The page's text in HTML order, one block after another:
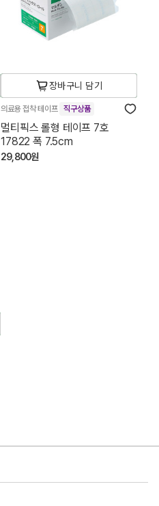
장바구니 담기
의료용 접착 테이프 직구상품
멀티픽스 롤형 테이프 7호
17822 폭 7.5cm
29,800원